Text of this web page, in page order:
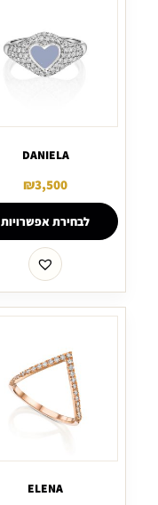
DANIELA
₪3,500
לבחירת אפשרויות
ELENA